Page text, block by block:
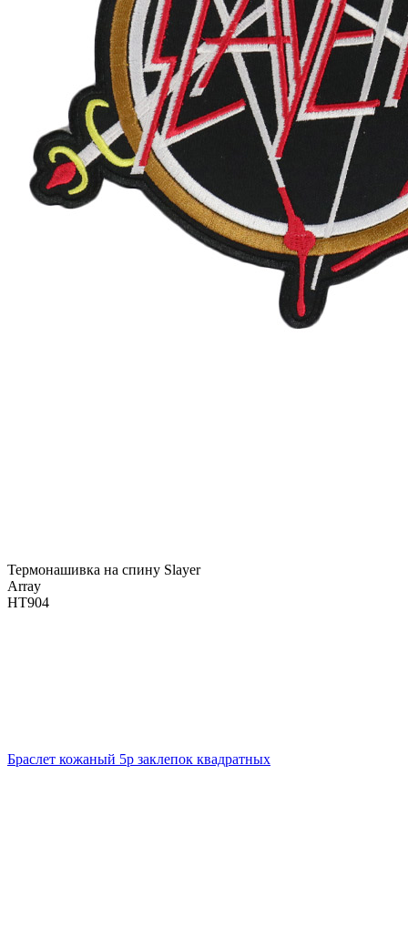
Термонашивка на спину Slayer
Array
НТ904
Браслет кожаный 5р заклепок квадратных